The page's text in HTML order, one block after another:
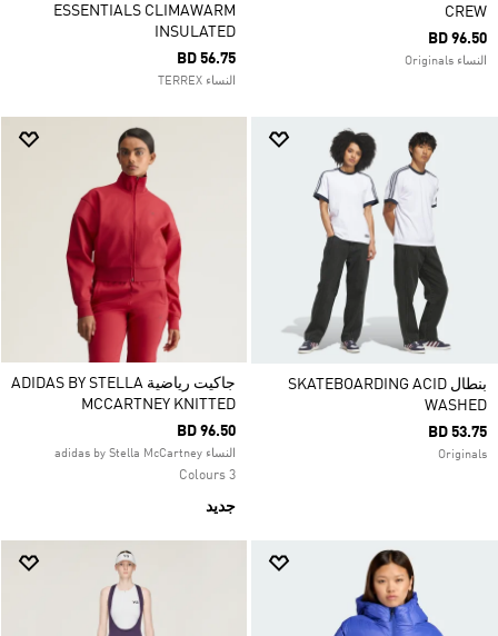
CREW
BD 96.50
النساء Originals
ESSENTIALS CLIMAWARM
INSULATED
BD 56.75
النساء TERREX
بنطال SKATEBOARDING ACID
WASHED
BD 53.75
Originals
جاكيت رياضية ADIDAS BY STELLA
MCCARTNEY KNITTED
BD 96.50
النساء adidas by Stella McCartney
3 Colours
جديد